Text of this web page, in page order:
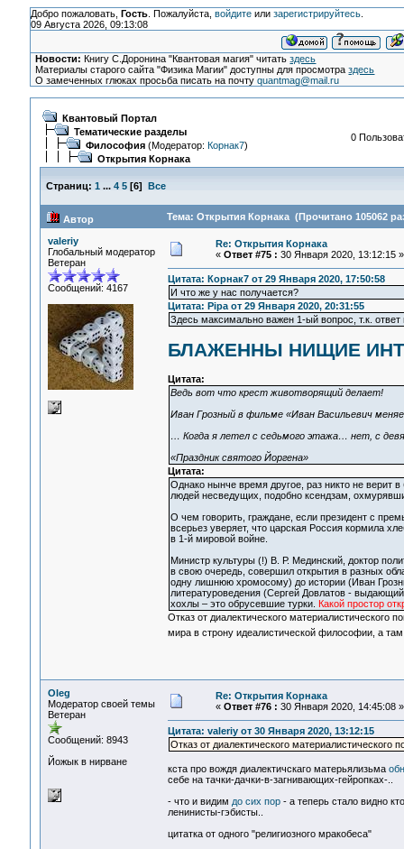
Добро пожаловать, Гость. Пожалуйста, войдитеили зарегистрируйтесь.
09 Августа 2026, 09:13:08
Новости: Книгу С.Доронина "Квантовая магия" читатьздесь
Материалы старого сайта "Физика Магии" доступны для просмотраздесь
О замеченных глюках просьба писать на почтуquantmag@mail.ru
Квантовый Портал
Тематические разделы
Философия(Модератор: Корнак7)
Открытия Корнака
0
Страниц: 1 ... 4 5[6] Все
Автор Тема: Открытия Корнака (Прочитано 105062
valeriy
Глобальный модератор
Ветеран
Сообщений: 4167
Re: Открытия Корнака
« Ответ #75 : 30 Января 2020, 13:12:15 »
Цитата: Корнак7 от 29 Января 2020, 17:50:58
И что же у нас получается?
Цитата: Pipa от 29 Января 2020, 20:31:55
Здесь максимально важен 1-ый вопрос, т.к.
БЛАЖЕННЫ НИЩИЕ
Цитата:
Ведь вот что крест животворящий делает!
Иван Грозный в фильме «Иван Васильевич
… Когда я летел с седьмого этажа… нет, с
«Праздник святого Йоргена»
Цитата:
Однако нынче время другое, раз никто не верит
людей несведущих, подобно ксендзам,
О чем говорить, граждане, если президент с
всерьез уверяет, что царская Россия кормила
в 1-й мировой войне.
Министр культуры (!) В. Р. Мединский, доктор
в свою очередь, совершил открытия в разных
одну лишнюю хромосому) до истории (Иван
литературоведения (Сергей Довлатов -
хохлы – это обрусевшие турки.
Какой простор
Отказ от диалектического материалистического
мира в строну идеалистической философии, а
Oleg
Модератор своей темы
Ветеран
Сообщений: 8943
Йожык в нирване
Re: Открытия Корнака
« Ответ #76 : 30 Января 2020, 14:45:08 »
Цитата: valeriy от 30 Января 2020, 13:12:15
Отказ от диалектического материалистического
кста про вождя диалектичскаго матерьялизьма
себе на тачки-дачки-в-загнивающих-гейропках-..
- что и видим до сих пор - а теперь стало видно
ленинисты-гэбисты..
цитатка от одного "религиозного мракобеса"